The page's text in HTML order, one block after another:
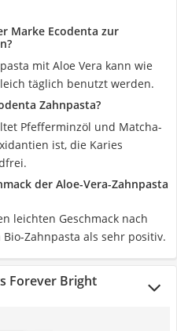
Marke Ecodenta zur
mit Aloe Vera kann wie
täglich benutzt werden.
Zahnpasta?
Pfefferminzöl und Matcha-
ist, die Karies
der Aloe-Vera-Zahnpasta
leichten Geschmack nach
Zahnpasta als sehr positiv.
Forever Bright